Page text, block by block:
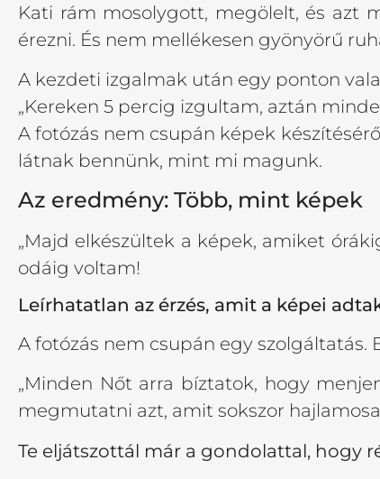
Kati rám mosolygott, megölelt, és azt
érezni. És nem mellékesen gyönyörű
A kezdeti izgalmak után egy ponton
„Kereken 5 percig izgultam, aztán
A fotózás nem csupán képek
látnak bennünk, mint mi magunk.
Az eredmény: Több, mint képek
„Majd elkészültek a képek, amiket
odáig voltam!
Leírhatatlan az érzés, amit a képei
A fotózás nem csupán egy
„Minden Nőt arra bíztatok, hogy
megmutatni azt, amit sokszor
Te eljátszottál már a gondolattal, hogy